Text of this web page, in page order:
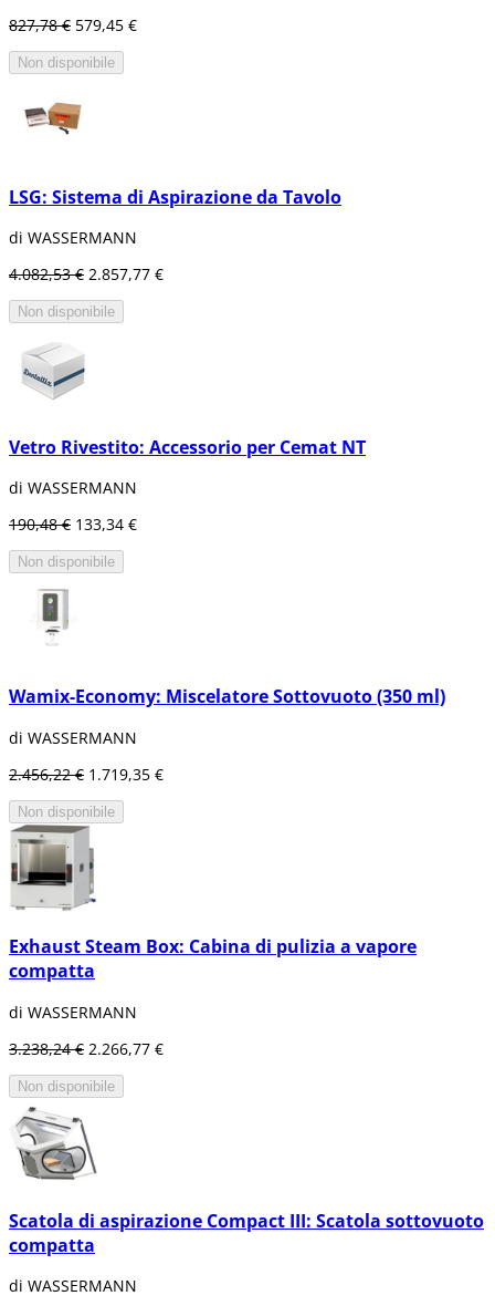
827,78 € 579,45 €
Non disponibile
LSG: Sistema di Aspirazione da Tavolo
di WASSERMANN
4.082,53 € 2.857,77 €
Non disponibile
Vetro Rivestito: Accessorio per Cemat NT
di WASSERMANN
190,48 € 133,34 €
Non disponibile
Wamix-Economy: Miscelatore Sottovuoto (350 ml)
di WASSERMANN
2.456,22 € 1.719,35 €
Non disponibile
Exhaust Steam Box: Cabina di pulizia a vapore
compatta
di WASSERMANN
3.238,24 € 2.266,77 €
Non disponibile
Scatola di aspirazione Compact III: Scatola sottovuoto
compatta
di WASSERMANN